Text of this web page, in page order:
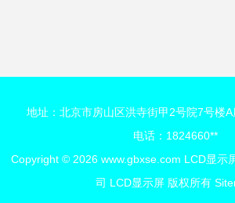
地址：北京市房山区洪寺街甲2号院7号楼
电话：1824660**
Copyright © 2026 www.gbxse.com LCD显示
司 LCD显示屏 版权所有